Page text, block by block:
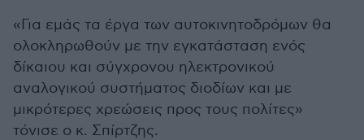
«Για εμάς τα έργα των αυτοκινητοδρόμων θα
ολοκληρωθούν με την εγκατάσταση ενός
δίκαιου και σύγχρονου ηλεκτρονικού
αναλογικού συστήματος διοδίων και με
μικρότερες χρεώσεις προς τους πολίτες»
τόνισε ο κ. Σπίρτζης.